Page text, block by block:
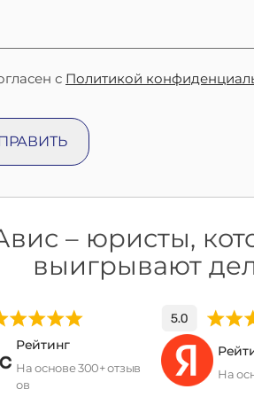
с Политикой
– юристы,
выигрывают
Рейтинг
На основе 300+ отзыв
ов
На